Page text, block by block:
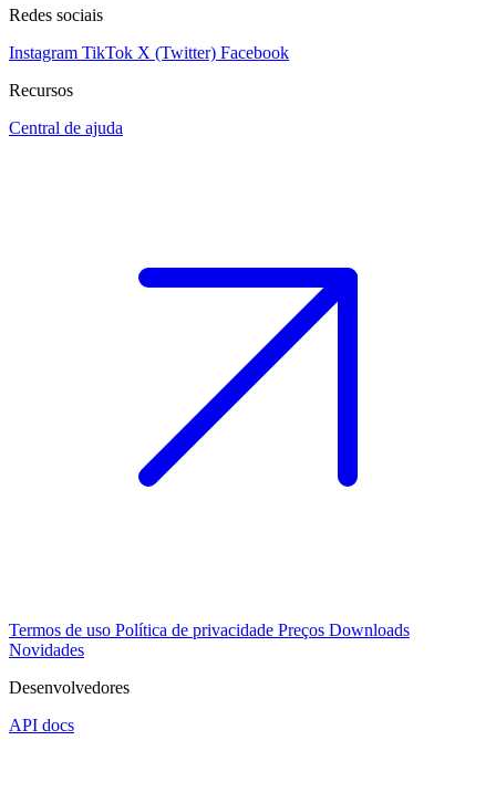
Redes sociais
Instagram TikTok X (Twitter) Facebook
Recursos
Central de ajuda
Termos de uso Política de privacidade Preços Downloads
Novidades
Desenvolvedores
API docs